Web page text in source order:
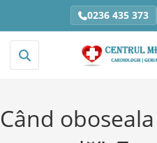
0236 435 373
Când